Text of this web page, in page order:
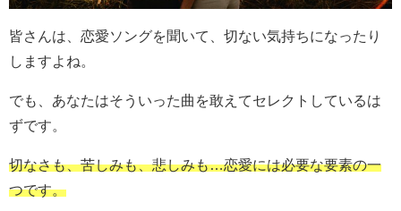
皆さんは、恋愛ソングを聞いて、切ない気持ちになったり
しますよね。
でも、あなたはそういった曲を敢えてセレクトしているは
ずです。
切なさも、苦しみも、悲しみも…恋愛には必要な要素の一
つです。